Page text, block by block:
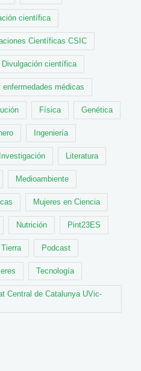
científica
Científicas CSIC
Divulgación científica
enfermedades médicas
Física Genética
Ingeniería
Investigación Literatura
Medioambiente
Mujeres en Ciencia
Nutrición Pint23ES
Podcast
Tecnología
Central de Catalunya UVic-